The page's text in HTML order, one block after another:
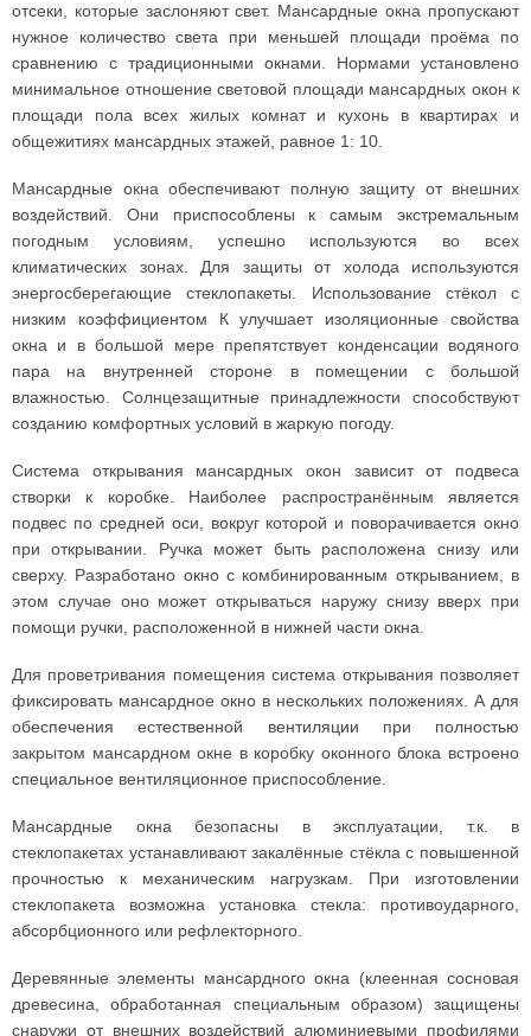
отсеки, которые заслоняют свет. Мансардные окна пропускают
нужное количество света при меньшей площади проёма по
сравнению с традиционными окнами. Нормами установлено
минимальное отношение световой площади мансардных окон к
площади пола всех жилых комнат и кухонь в квартирах и
общежитиях мансардных этажей, равное 1: 10.
Мансардные окна обеспечивают полную защиту от внешних
воздействий. Они приспособлены к самым экстремальным
погодным условиям, успешно используются во всех
климатических зонах. Для защиты от холода используются
энергосберегающие стеклопакеты. Использование стёкол с
низким коэффициентом К улучшает изоляционные свойства
окна и в большой мере препятствует конденсации водяного
пара на внутренней стороне в помещении с большой
влажностью. Солнцезащитные принадлежности способствуют
созданию комфортных условий в жаркую погоду.
Система открывания мансардных окон зависит от подвеса
створки к коробке. Наиболее распространённым является
подвес по средней оси, вокруг которой и поворачивается окно
при открывании. Ручка может быть расположена снизу или
сверху. Разработано окно с комбинированным открыванием, в
этом случае оно может открываться наружу снизу вверх при
помощи ручки, расположенной в нижней части окна.
Для проветривания помещения система открывания позволяет
фиксировать мансардное окно в нескольких положениях. А для
обеспечения естественной вентиляции при полностью
закрытом мансардном окне в коробку оконного блока встроено
специальное вентиляционное приспособление.
Мансардные окна безопасны в эксплуатации, т.к. в
стеклопакетах устанавливают закалённые стёкла с повышенной
прочностью к механическим нагрузкам. При изготовлении
стеклопакета возможна установка стекла: противоударного,
абсорбционного или рефлекторного.
Деревянные элементы мансардного окна (клеенная сосновая
древесина, обработанная специальным образом) защищены
снаружи от внешних воздействий алюминиевыми профилями